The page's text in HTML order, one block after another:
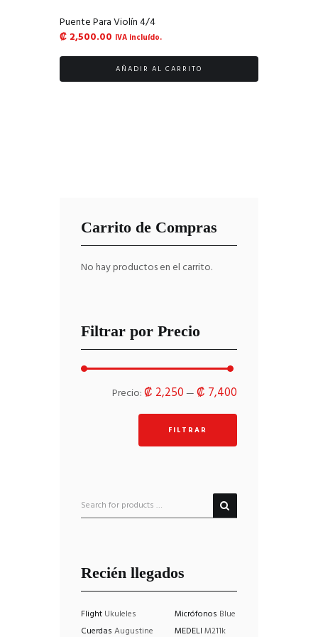
Puente Para Violín 4/4
₡ 2,500.00 IVA incluído.
AÑADIR AL CARRITO
Carrito de Compras
No hay productos en el carrito.
Filtrar por Precio
mínimo
máximo
FILTRAR
Precio:₡ 2,250—₡ 7,400
Recién llegados
Flight Ukuleles Micrófonos Blue
Cuerdas Augustine MEDELI M211k